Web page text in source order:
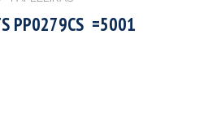
PP0279CS =5001